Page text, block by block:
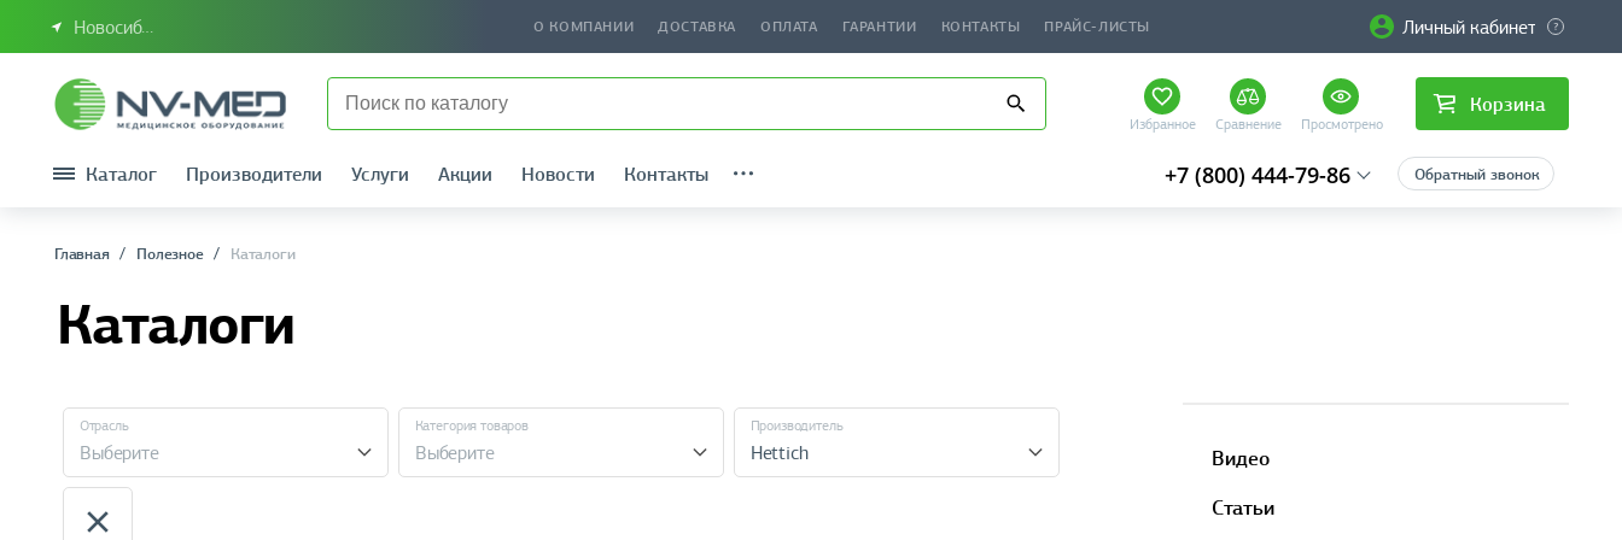
Новосибирск или Сибирский федеральный округ О КОМПАНИИ ДОСТАВКА ОПЛАТА ГАРАНТИИ КОНТАКТЫ ПРАЙС-ЛИСТЫ Личный кабинет
Избранное Сравнение Просмотрено
Корзина
Каталог Производители Услуги Акции Новости Контакты +7 (800) 444-79-86 Обратный звонок
Главная Полезное Каталоги
Каталоги
Отрасль
Выберите
Категория товаров
Выберите
Производитель
Hettich
Видео
Статьи